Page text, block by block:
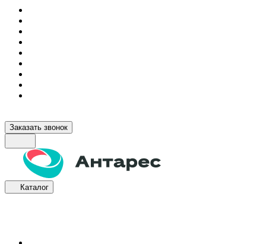
Заказать звонок
Каталог